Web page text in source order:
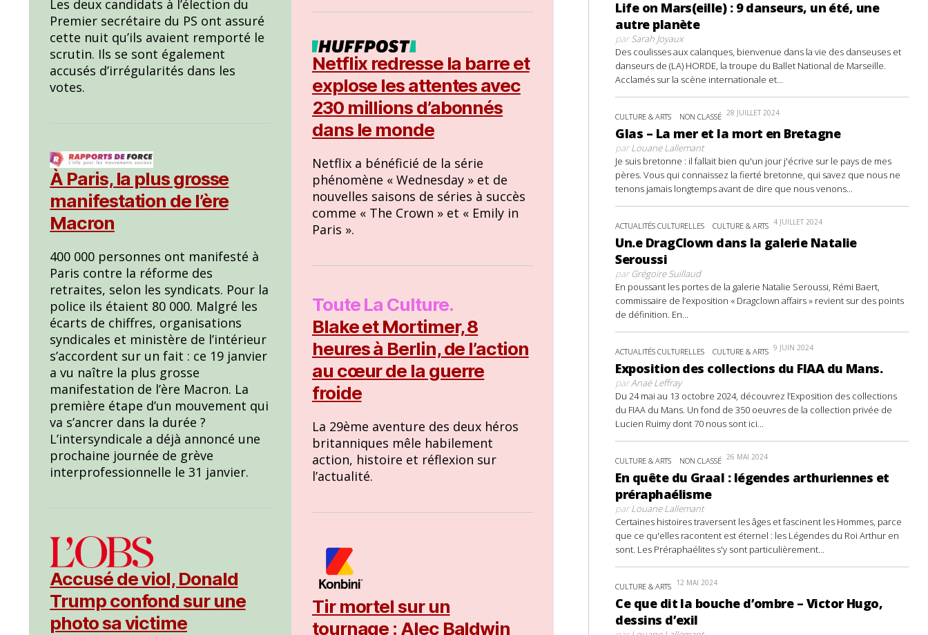
Les deux candidats à l’élection du
Premier secrétaire du PS ont assuré
cette nuit qu’ils avaient remporté le
scrutin. Ils se sont également
accusés d’irrégularités dans les
votes.
À Paris, la plus grosse
manifestation de l’ère
Macron
400 000 personnes ont manifesté à
Paris contre la réforme des
retraites, selon les syndicats. Pour la
police ils étaient 80 000. Malgré les
écarts de chiffres, organisations
syndicales et ministère de l’intérieur
s’accordent sur un fait : ce 19 janvier
a vu naître la plus grosse
manifestation de l’ère Macron. La
première étape d’un mouvement qui
va s’ancrer dans la durée ?
L’intersyndicale a déjà annoncé une
prochaine journée de grève
interprofessionnelle le 31 janvier.
Accusé de viol, Donald
Trump confond sur une
photo sa victime
Netflix redresse la barre et
explose les attentes avec
230 millions d’abonnés
dans le monde
Netflix a bénéficié de la série
phénomène « Wednesday » et de
nouvelles saisons de séries à succès
comme « The Crown » et « Emily in
Paris ».
Toute La Culture.
Blake et Mortimer, 8
heures à Berlin, de l’action
au cœur de la guerre
froide
La 29ème aventure des deux héros
britanniques mêle habilement
action, histoire et réflexion sur
l’actualité.
Tir mortel sur un
tournage : Alec Baldwin
Life on Mars(eille) : 9 danseurs, un été, une
autre planète
parSarah Joyaux
Des coulisses aux calanques, bienvenue dans la vie des danseuses et
danseurs de (LA) HORDE, la troupe du Ballet National de Marseille.
Acclamés sur la scène internationale et...
CULTURE & ARTS NON CLASSÉ 28 JUILLET 2024
Glas – La mer et la mort en Bretagne
parLouane Lallemant
Je suis bretonne : il fallait bien qu'un jour j'écrive sur le pays de mes
pères. Vous qui connaissez la fierté bretonne, qui savez que nous ne
tenons jamais longtemps avant de dire que nous venons...
ACTUALITÉS CULTURELLES CULTURE & ARTS 4 JUILLET 2024
Un.e DragClown dans la galerie Natalie
Seroussi
parGrégoire Suillaud
En poussant les portes de la galerie Natalie Seroussi, Rémi Baert,
commissaire de l’exposition « Dragclown affairs » revient sur des points
de définition. En...
ACTUALITÉS CULTURELLES CULTURE & ARTS 9 JUIN 2024
Exposition des collections du FIAA du Mans.
parAnaë Leffray
Du 24 mai au 13 octobre 2024, découvrez l’Exposition des collections
du FIAA du Mans. Un fond de 350 oeuvres de la collection privée de
Lucien Ruimy dont 70 nous sont ici...
CULTURE & ARTS NON CLASSÉ 26 MAI 2024
En quête du Graal : légendes arthuriennes et
préraphaélisme
parLouane Lallemant
Certaines histoires traversent les âges et fascinent les Hommes, parce
que ce qu'elles racontent est éternel : les Légendes du Roi Arthur en
sont. Les Préraphaélites s'y sont particulièrement...
CULTURE & ARTS 12 MAI 2024
Ce que dit la bouche d’ombre – Victor Hugo,
dessins d’exil